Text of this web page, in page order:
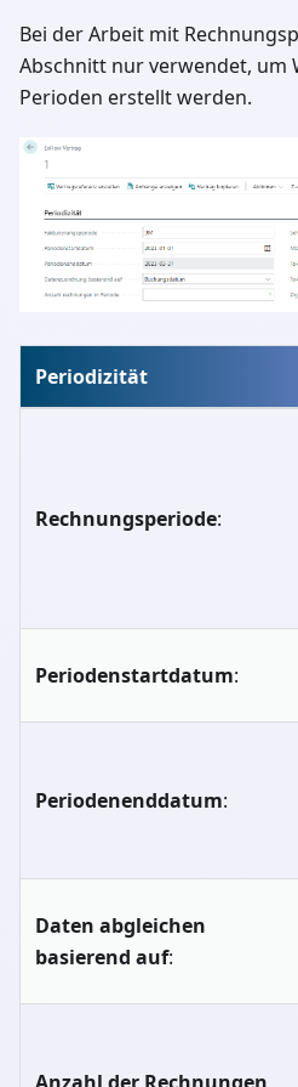
Bei der Arbeit mit
Abschnitt nur verwendet, um
Perioden erstellt werden.
Periodizität
Rechnungsperiode:
Periodenstartdatum:
Periodenenddatum:
Daten abgleichen
basierend auf: